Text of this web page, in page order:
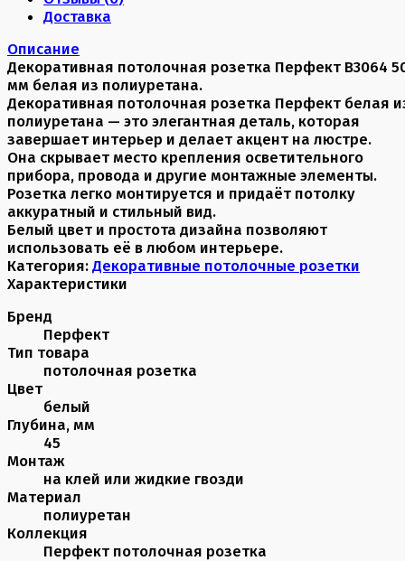
Доставка
Описание
Декоративная потолочная розетка Перфект B3064
мм белая из полиуретана.
Декоративная потолочная розетка Перфект белая
полиуретана — это элегантная деталь, которая
завершает интерьер и делает акцент на люстре.
Она скрывает место крепления осветительного
прибора, провода и другие монтажные элементы.
Розетка легко монтируется и придаёт потолку
аккуратный и стильный вид.
Белый цвет и простота дизайна позволяют
использовать её в любом интерьере.
Категория: Декоративные потолочные розетки
Характеристики
Бренд
Перфект
Тип товара
потолочная розетка
Цвет
белый
Глубина, мм
45
Монтаж
на клей или жидкие гвозди
Материал
полиуретан
Коллекция
Перфект потолочная розетка